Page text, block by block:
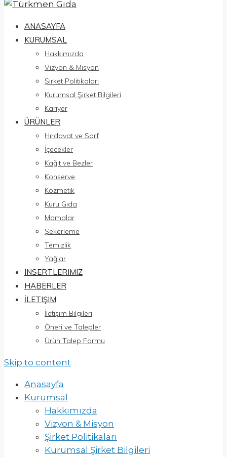
ANASAYFA
KURUMSAL
Hakkımızda
Vizyon & Misyon
Şirket Politikaları
Kurumsal Şirket Bilgileri
Kariyer
ÜRÜNLER
Hırdavat ve Sarf
İçecekler
Kağıt ve Bezler
Konserve
Kozmetik
Kuru Gıda
Mamalar
Şekerleme
Temizlik
Yağlar
INSERTLERIMIZ
HABERLER
İLETIŞIM
İletişim Bilgileri
Öneri ve Talepler
Ürün Talep Formu
Skip to content
Anasayfa
Kurumsal
Hakkımızda
Vizyon & Misyon
Şirket Politikaları
Kurumsal Şirket Bilgileri